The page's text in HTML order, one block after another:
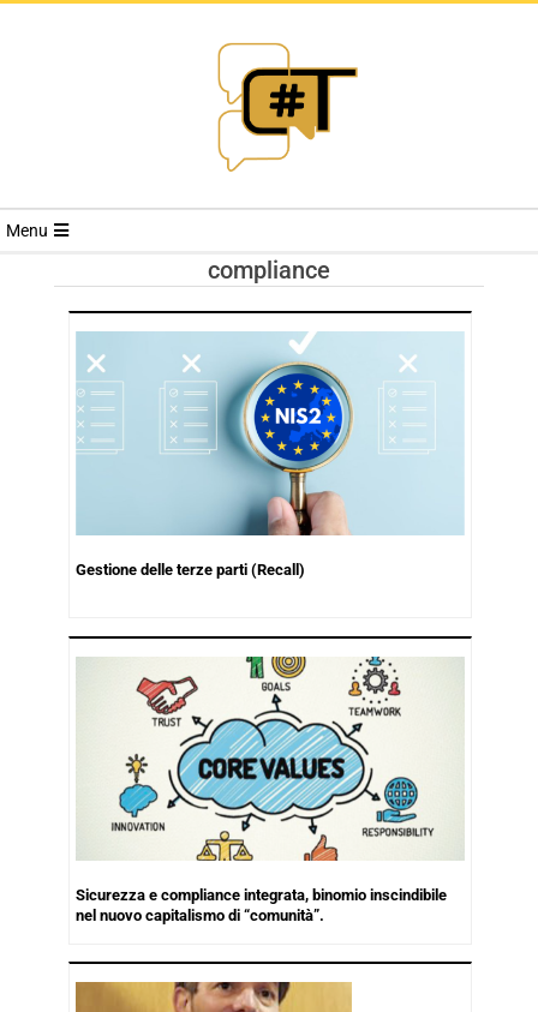
RIVISTA
TRENDS
Menu
compliance
Gestione delle terze parti (Recall)
Sicurezza e compliance integrata, binomio inscindibile
nel nuovo capitalismo di “comunità”.